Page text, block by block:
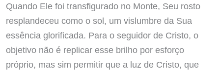
Quando Ele foi transfigurado no Monte, Seu rosto
resplandeceu como o sol, um vislumbre da Sua
essência glorificada. Para o seguidor de Cristo, o
objetivo não é replicar esse brilho por esforço
próprio, mas sim permitir que a luz de Cristo, que